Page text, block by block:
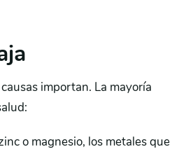
importan. La mayoría
o magnesio, los metales que